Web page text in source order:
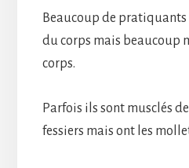
Beaucoup de
du corps mais beaucoup
corps.
Parfois ils sont musclés
fessiers mais ont les